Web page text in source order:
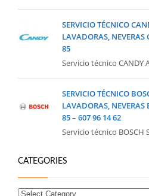
SERVICIO TÉCNICO
LAVADORAS,
85
Servicio técnico CANDY
SERVICIO TÉCNICO
LAVADORAS, NEVERAS
85 – 607 96 14 62
Servicio técnico BOSCH
CATEGORIES